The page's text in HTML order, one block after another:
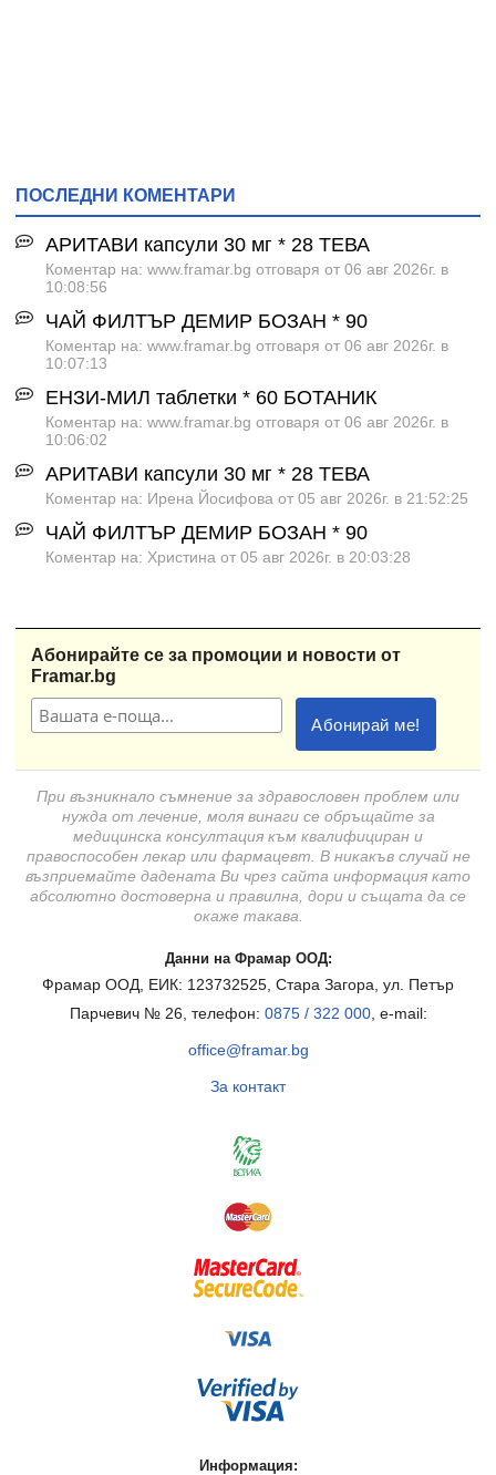
ПОСЛЕДНИ КОМЕНТАРИ
АРИТАВИ капсули 30 мг * 28 ТЕВА
Коментар на: www.framar.bg отговаря от 06 авг 2026г. в
10:08:56
ЧАЙ ФИЛТЪР ДЕМИР БОЗАН * 90
Коментар на: www.framar.bg отговаря от 06 авг 2026г. в
10:07:13
ЕНЗИ-МИЛ таблетки * 60 БОТАНИК
Коментар на: www.framar.bg отговаря от 06 авг 2026г. в
10:06:02
АРИТАВИ капсули 30 мг * 28 ТЕВА
Коментар на: Ирена Йосифова от 05 авг 2026г. в 21:52:25
ЧАЙ ФИЛТЪР ДЕМИР БОЗАН * 90
Коментар на: Христина от 05 авг 2026г. в 20:03:28
Абонирайте се за промоции и новости от
Framar.bg
При възникнало съмнение за здравословен проблем или
нужда от лечение, моля винаги се обръщайте за
медицинска консултация към квалифициран и
правоспособен лекар или фармацевт. В никакъв случай не
възприемайте дадената Ви чрез сайта информация като
абсолютно достоверна и правилна, дори и същата да се
окаже такава.
Данни на Фрамар ООД:
Фрамар ООД, ЕИК: 123732525, Стара Загора, ул. Петър
Парчевич № 26, телефон: 0875 / 322 000, e-mail:
office@framar.bg
За контакт
Информация: